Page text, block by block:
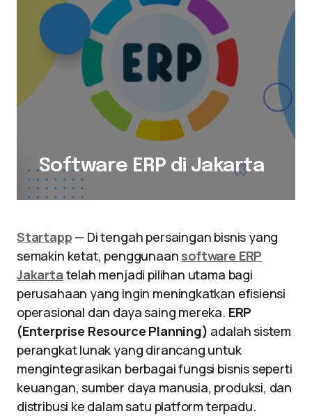
Software ERP di Jakarta
Startapp — Di tengah persaingan bisnis yang
semakin ketat, penggunaan software ERP
Jakarta telah menjadi pilihan utama bagi
perusahaan yang ingin meningkatkan efisiensi
operasional dan daya saing mereka. ERP
(Enterprise Resource Planning) adalah sistem
perangkat lunak yang dirancang untuk
mengintegrasikan berbagai fungsi bisnis seperti
keuangan, sumber daya manusia, produksi, dan
distribusi ke dalam satu platform terpadu.